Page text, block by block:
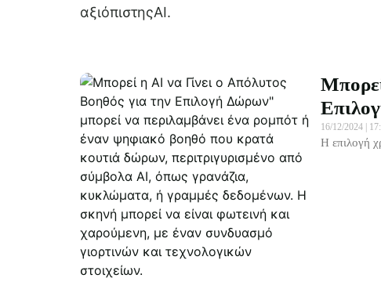
αξιόπιστηςAI.
16/12/2024
Η επιλογή